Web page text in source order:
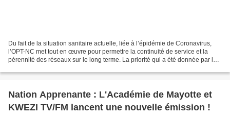
Du fait de la situation sanitaire actuelle, liée à l’épidémie de Coronavirus,
l’OPT-NC met tout en œuvre pour permettre la continuité de service et la
pérennité des réseaux sur le long terme. La priorité qui a été donnée par les
Nation Apprenante : L'Académie de Mayotte et
KWEZI TV/FM lancent une nouvelle émission !